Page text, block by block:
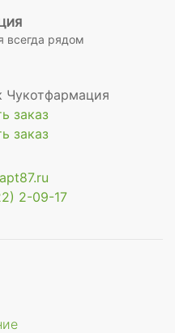
всегда рядом
Чукотфармация
заказ
заказ
2-09-17